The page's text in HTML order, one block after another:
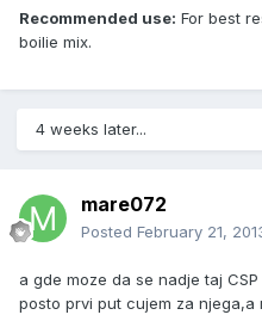
Recommended use: For best
boilie mix.
4 weeks later...
mare072
Posted February 21,
a gde moze da se nadje taj
posto prvi put cujem za